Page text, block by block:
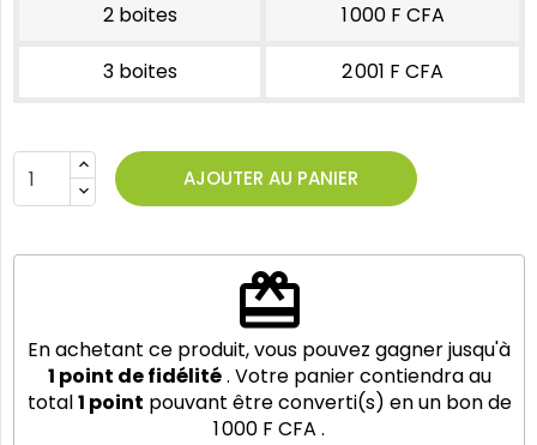
2 boites 1 000 F CFA
3 boites 2 001 F CFA
AJOUTER AU PANIER
redeem
En achetant ce produit, vous pouvez gagner jusqu'à
1 point de fidélité. Votre panier contiendra au
total1 point pouvant être converti(s) en un bon de
1 000 F CFA .